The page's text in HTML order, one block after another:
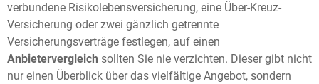
verbundene Risikolebensversicherung, eine Über-Kreuz-
Versicherung oder zwei gänzlich getrennte
Versicherungsverträge festlegen, auf einen
Anbietervergleich sollten Sie nie verzichten. Dieser gibt nicht
nur einen Überblick über das vielfältige Angebot, sondern